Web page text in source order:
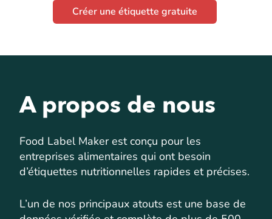
Créer une étiquette gratuite
A propos de nous
Food Label Maker est conçu pour les
entreprises alimentaires qui ont besoin
d’étiquettes nutritionnelles rapides et précises.
L’un de nos principaux atouts est une base de